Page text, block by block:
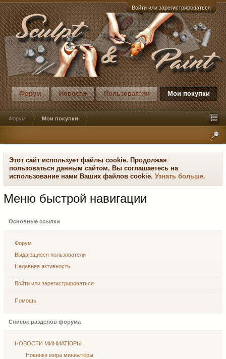
Войти или зарегистрироваться
Форум Новости Пользователи Мои покупки
Форум Мои покупки
Этот сайт использует файлы cookie. Продолжая
пользоваться данным сайтом, Вы соглашаетесь на
использование нами Ваших файлов cookie. Узнать больше.
Меню быстрой навигации
Основные ссылки
Форум
Выдающиеся пользователи
Недавняя активность
Войти или зарегистрироваться
Помощь
Список разделов форума
НОВОСТИ МИНИАТЮРЫ
Новинки мира миниатюры